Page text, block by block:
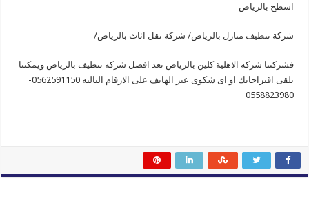
اسطح بالرياض
شركة تنظيف منازل بالرياض/ شركة نقل اثاث بالرياض/
فشركتنا شركه الاهلية كلين بالرياض تعد افضل شركه تنظيف بالرياض ويمكننا
تلقى اقتراحاتك او اى شكوى عبر الهاتف على الارقام التاليه 0562591150-
0558823980